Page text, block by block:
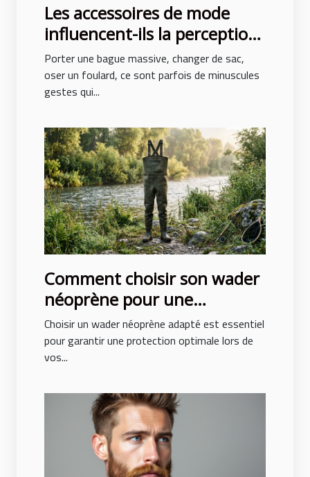
Les accessoires de mode
influencent-ils la perception
de soi ?
Porter une bague massive, changer de sac,
oser un foulard, ce sont parfois de minuscules
gestes qui...
Comment choisir son wader
néoprène pour une
protection optimale ?
Choisir un wader néoprène adapté est essentiel
pour garantir une protection optimale lors de
vos...